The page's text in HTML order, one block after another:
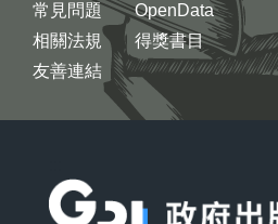
常見問題
相關法規
友善連結
OpenData
得獎書目